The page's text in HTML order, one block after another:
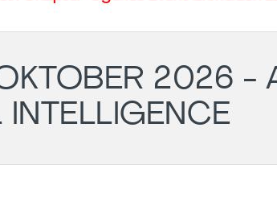
2026 -
INTELLIGENCE